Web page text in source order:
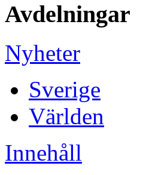
Avdelningar
Nyheter
Sverige
Världen
Innehåll